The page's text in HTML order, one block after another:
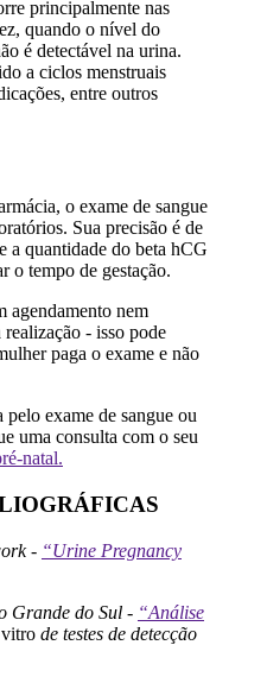
principalmente nas
quando o nível do
é detectável na urina.
a ciclos menstruais
entre outros
o exame de sangue
Sua precisão é de
a quantidade do beta hCG
o tempo de gestação.
agendamento nem
realização - isso pode
paga o exame e não
exame de sangue ou
uma consulta com o seu
natal.
- “Urine Pregnancy
Grande do Sul - “Análise
de testes de detecção